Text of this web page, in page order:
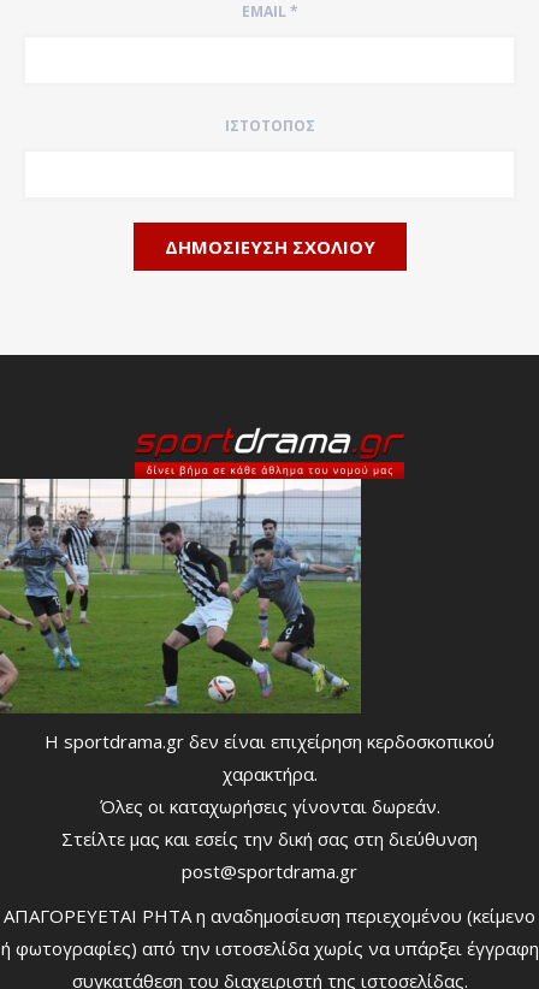
EMAIL*
ΙΣΤΌΤΟΠΟΣ
Η sportdrama.gr δεν είναι επιχείρηση κερδοσκοπικού
χαρακτήρα.
Όλες οι καταχωρήσεις γίνονται δωρεάν.
Στείλτε μας και εσείς την δική σας στη διεύθυνση
post@sportdrama.gr
ΑΠΑΓΟΡΕΥΕΤΑΙ ΡΗΤΑ η αναδημοσίευση περιεχομένου (κείμενο
ή φωτογραφίες) από την ιστοσελίδα χωρίς να υπάρξει έγγραφη
συγκατάθεση του διαχειριστή της ιστοσελίδας.